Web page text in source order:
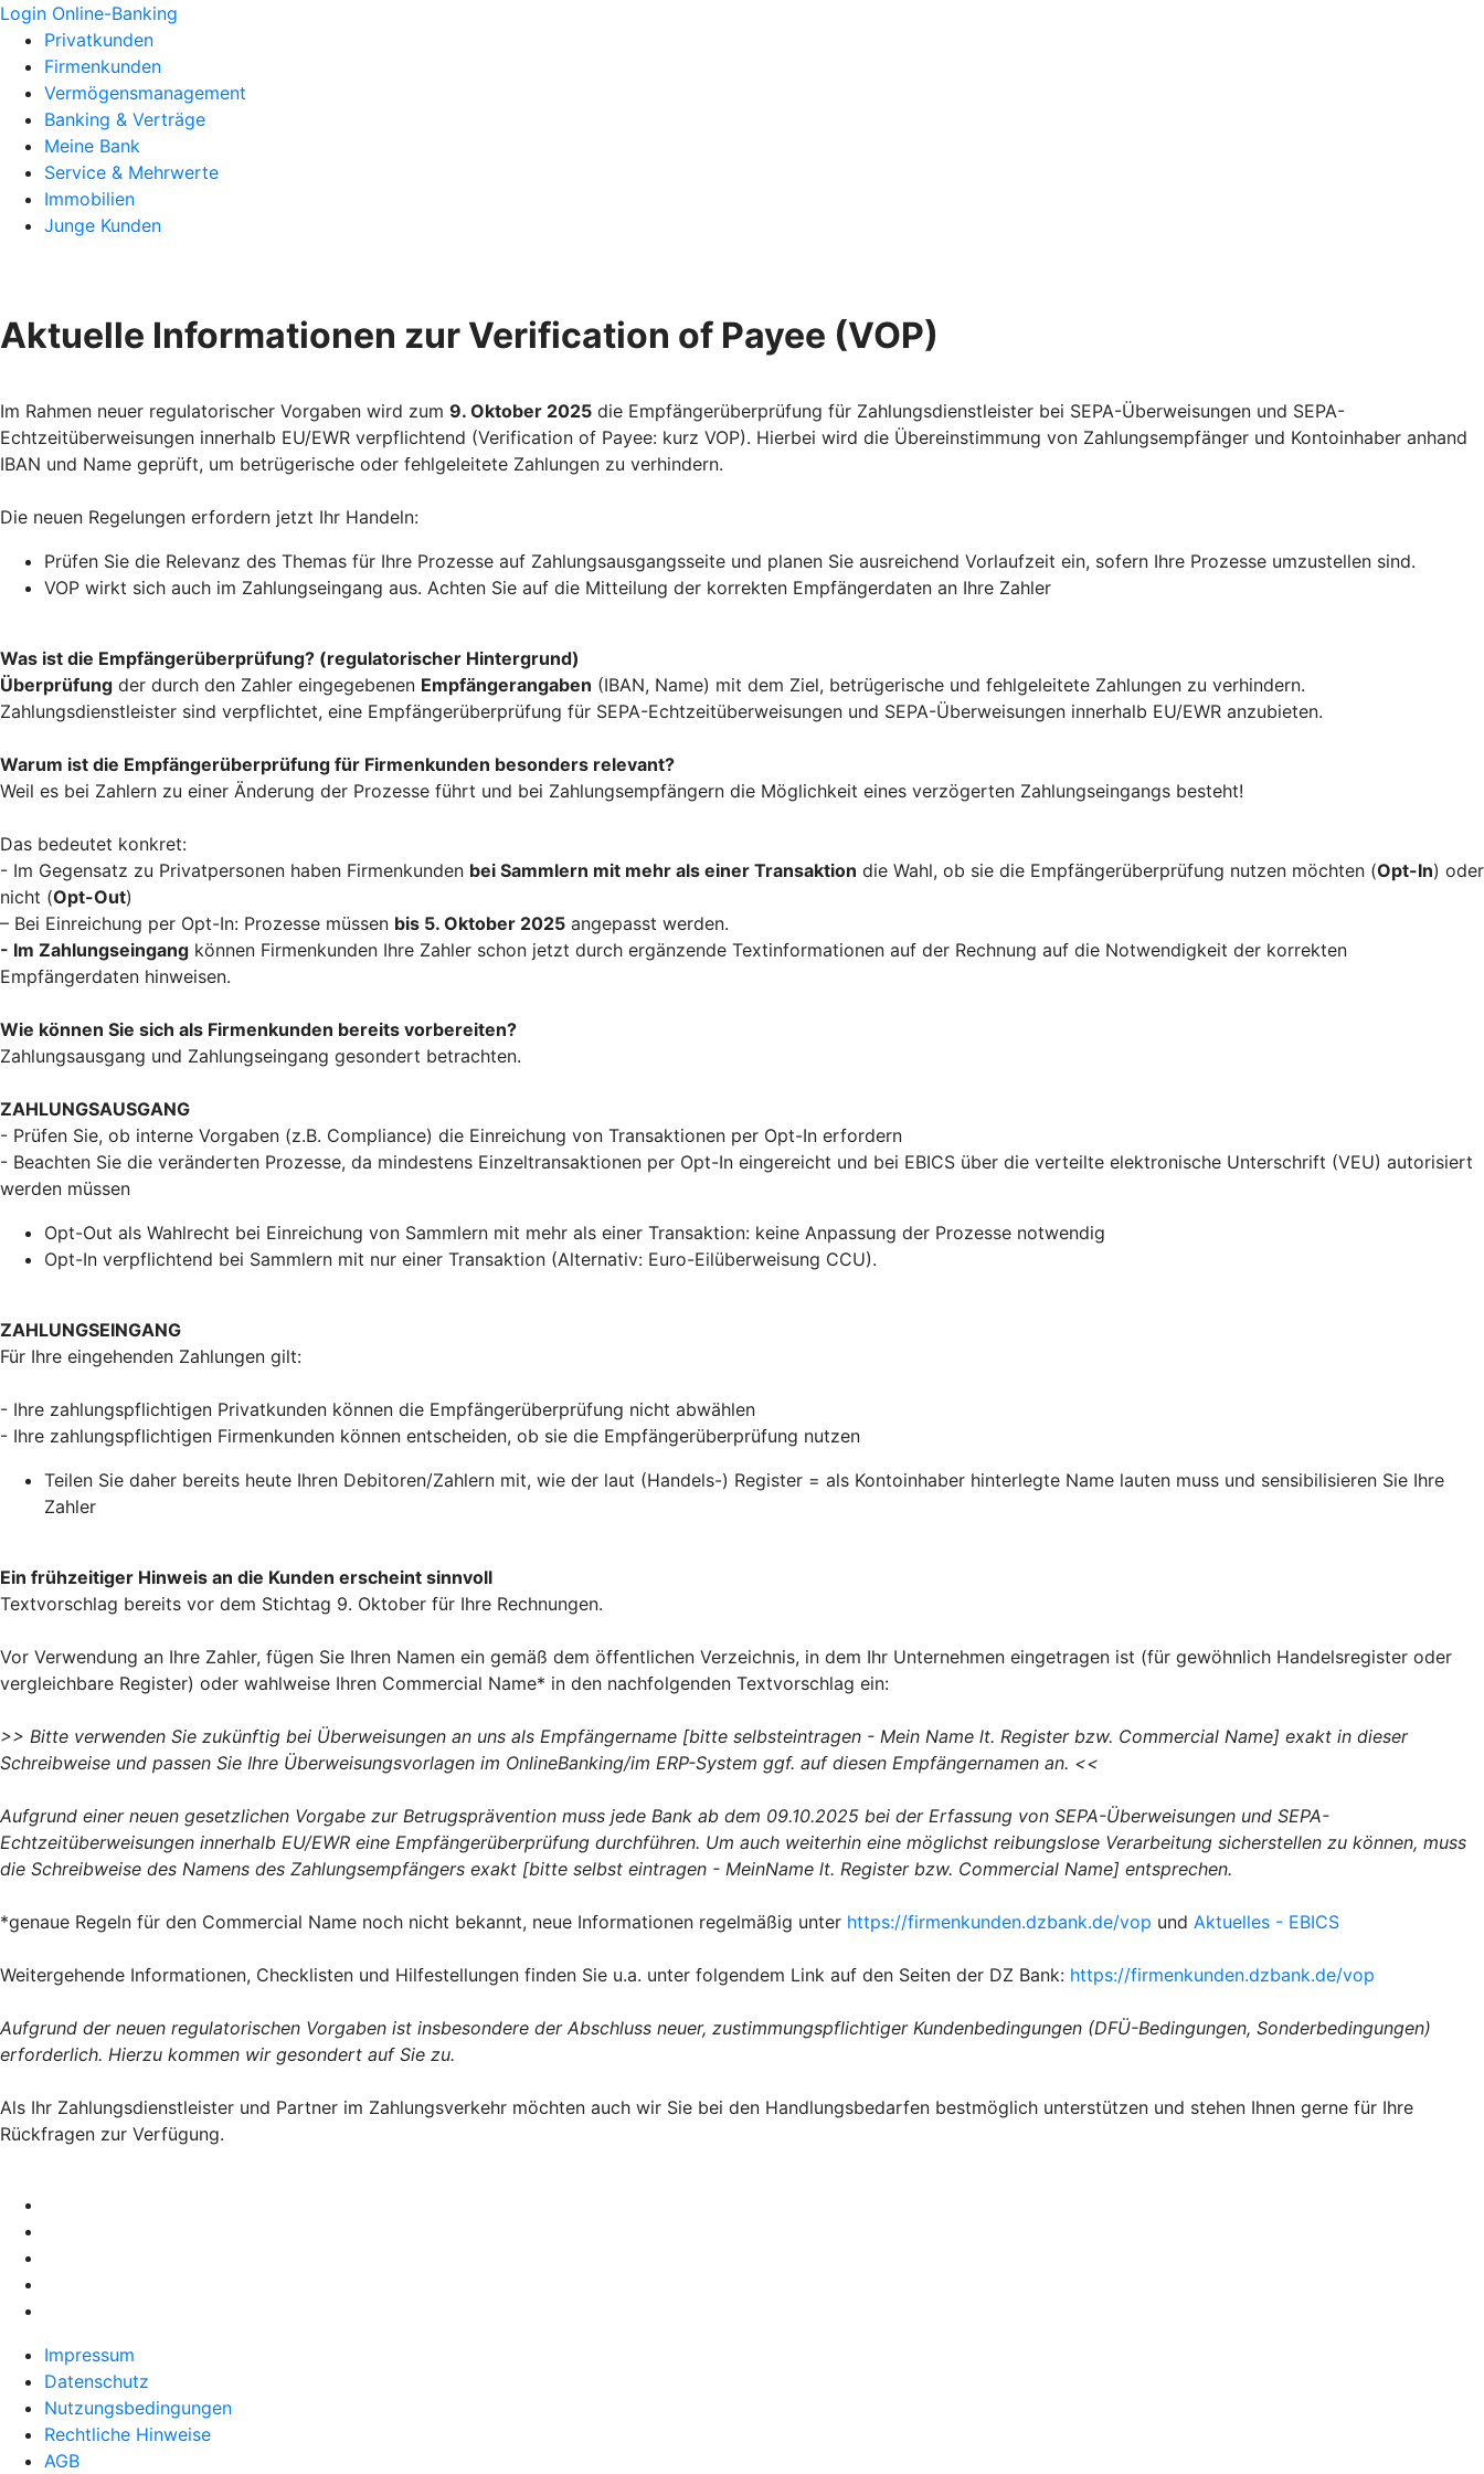
Login Online-Banking
Privatkunden
Firmenkunden
Vermögensmanagement
Banking & Verträge
Meine Bank
Service & Mehrwerte
Immobilien
Junge Kunden
Aktuelle Informationen zur Verification of Payee (VOP)
Im Rahmen neuer regulatorischer Vorgaben wird zum 9. Oktober 2025 die Empfängerüberprüfung für Zahlungsdienstleister bei SEPA-Überweisungen und SEPA-
Echtzeitüberweisungen innerhalb EU/EWR verpflichtend (Verification of Payee: kurz VOP). Hierbei wird die Übereinstimmung von Zahlungsempfänger und Kontoinhaber anhand
IBAN und Name geprüft, um betrügerische oder fehlgeleitete Zahlungen zu verhindern.
Die neuen Regelungen erfordern jetzt Ihr Handeln:
Prüfen Sie die Relevanz des Themas für Ihre Prozesse auf Zahlungsausgangsseite und planen Sie ausreichend Vorlaufzeit ein, sofern Ihre Prozesse umzustellen sind.
VOP wirkt sich auch im Zahlungseingang aus. Achten Sie auf die Mitteilung der korrekten Empfängerdaten an Ihre Zahler
Was ist die Empfängerüberprüfung? (regulatorischer Hintergrund)
Überprüfung der durch den Zahler eingegebenen Empfängerangaben (IBAN, Name) mit dem Ziel, betrügerische und fehlgeleitete Zahlungen zu verhindern.
Zahlungsdienstleister sind verpflichtet, eine Empfängerüberprüfung für SEPA-Echtzeitüberweisungen und SEPA-Überweisungen innerhalb EU/EWR anzubieten.
Warum ist die Empfängerüberprüfung für Firmenkunden besonders relevant?
Weil es bei Zahlern zu einer Änderung der Prozesse führt und bei Zahlungsempfängern die Möglichkeit eines verzögerten Zahlungseingangs besteht!
Das bedeutet konkret:
- Im Gegensatz zu Privatpersonen haben Firmenkunden bei Sammlern mit mehr als einer Transaktion die Wahl, ob sie die Empfängerüberprüfung nutzen möchten (Opt-In) oder
nicht (Opt-Out)
– Bei Einreichung per Opt-In: Prozesse müssen bis 5. Oktober 2025 angepasst werden.
- Im Zahlungseingang können Firmenkunden Ihre Zahler schon jetzt durch ergänzende Textinformationen auf der Rechnung auf die Notwendigkeit der korrekten
Empfängerdaten hinweisen.
Wie können Sie sich als Firmenkunden bereits vorbereiten?
Zahlungsausgang und Zahlungseingang gesondert betrachten.
ZAHLUNGSAUSGANG
- Prüfen Sie, ob interne Vorgaben (z.B. Compliance) die Einreichung von Transaktionen per Opt-In erfordern
- Beachten Sie die veränderten Prozesse, da mindestens Einzeltransaktionen per Opt-In eingereicht und bei EBICS über die verteilte elektronische Unterschrift (VEU) autorisiert
werden müssen
Opt-Out als Wahlrecht bei Einreichung von Sammlern mit mehr als einer Transaktion: keine Anpassung der Prozesse notwendig
Opt-In verpflichtend bei Sammlern mit nur einer Transaktion (Alternativ: Euro-Eilüberweisung CCU).
ZAHLUNGSEINGANG
Für Ihre eingehenden Zahlungen gilt:
- Ihre zahlungspflichtigen Privatkunden können die Empfängerüberprüfung nicht abwählen
- Ihre zahlungspflichtigen Firmenkunden können entscheiden, ob sie die Empfängerüberprüfung nutzen
Teilen Sie daher bereits heute Ihren Debitoren/Zahlern mit, wie der laut (Handels-) Register = als Kontoinhaber hinterlegte Name lauten muss und sensibilisieren Sie Ihre
Zahler
Ein frühzeitiger Hinweis an die Kunden erscheint sinnvoll
Textvorschlag bereits vor dem Stichtag 9. Oktober für Ihre Rechnungen.
Vor Verwendung an Ihre Zahler, fügen Sie Ihren Namen ein gemäß dem öffentlichen Verzeichnis, in dem Ihr Unternehmen eingetragen ist (für gewöhnlich Handelsregister oder
vergleichbare Register) oder wahlweise Ihren Commercial Name* in den nachfolgenden Textvorschlag ein:
>> Bitte verwenden Sie zukünftig bei Überweisungen an uns als Empfängername [bitte selbsteintragen - Mein Name lt. Register bzw. Commercial Name] exakt in dieser
Schreibweise und passen Sie Ihre Überweisungsvorlagen im OnlineBanking/im ERP-System ggf. auf diesen Empfängernamen an. <<
Aufgrund einer neuen gesetzlichen Vorgabe zur Betrugsprävention muss jede Bank ab dem 09.10.2025 bei der Erfassung von SEPA-Überweisungen und SEPA-
Echtzeitüberweisungen innerhalb EU/EWR eine Empfängerüberprüfung durchführen. Um auch weiterhin eine möglichst reibungslose Verarbeitung sicherstellen zu können, muss
die Schreibweise des Namens des Zahlungsempfängers exakt [bitte selbst eintragen - MeinName lt. Register bzw. Commercial Name] entsprechen.
*genaue Regeln für den Commercial Name noch nicht bekannt, neue Informationen regelmäßig unter https://firmenkunden.dzbank.de/vop und Aktuelles - EBICS
Weitergehende Informationen, Checklisten und Hilfestellungen finden Sie u.a. unter folgendem Link auf den Seiten der DZ Bank: https://firmenkunden.dzbank.de/vop
Aufgrund der neuen regulatorischen Vorgaben ist insbesondere der Abschluss neuer, zustimmungspflichtiger Kundenbedingungen (DFÜ-Bedingungen, Sonderbedingungen)
erforderlich. Hierzu kommen wir gesondert auf Sie zu.
Als Ihr Zahlungsdienstleister und Partner im Zahlungsverkehr möchten auch wir Sie bei den Handlungsbedarfen bestmöglich unterstützen und stehen Ihnen gerne für Ihre
Rückfragen zur Verfügung.
Impressum
Datenschutz
Nutzungsbedingungen
Rechtliche Hinweise
AGB